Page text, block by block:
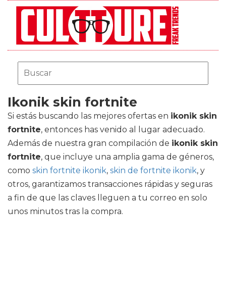
Ikonik skin fortnite
Si estás buscando las mejores ofertas en ikonik skin
fortnite, entonces has venido al lugar adecuado.
Además de nuestra gran compilación de ikonik skin
fortnite, que incluye una amplia gama de géneros,
como skin fortnite ikonik, skin de fortnite ikonik, y
otros, garantizamos transacciones rápidas y seguras
a fin de que las claves lleguen a tu correo en solo
unos minutos tras la compra.